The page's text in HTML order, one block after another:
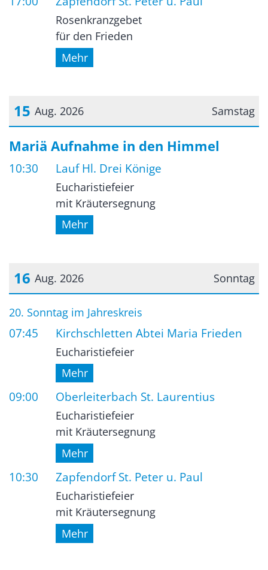
Rosenkranzgebet
für den Frieden
Mehr
Samstag
15 Aug. 2026
Datum: 15. August 2026
Mariä Aufnahme in den Himmel
10:30 Lauf Hl. Drei Könige
Eucharistiefeier
mit Kräutersegnung
Mehr
Sonntag
16 Aug. 2026
Datum: 16. August 2026
20. Sonntag im Jahreskreis
07:45 Kirchschletten Abtei Maria Frieden
Eucharistiefeier
Mehr
09:00 Oberleiterbach St. Laurentius
Eucharistiefeier
mit Kräutersegnung
Mehr
10:30 Zapfendorf St. Peter u. Paul
Eucharistiefeier
mit Kräutersegnung
Mehr